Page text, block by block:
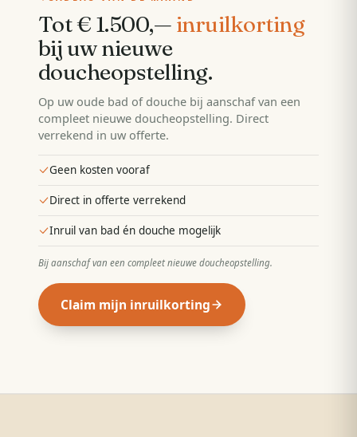
Tot € 1.500,— inruilkorting
bij uw nieuwe
doucheopstelling.
Op uw oude bad of douche bij aanschaf van een
compleet nieuwe doucheopstelling. Direct
verrekend in uw offerte.
Geen kosten vooraf
Direct in offerte verrekend
Inruil van bad én douche mogelijk
Bij aanschaf van een compleet nieuwe doucheopstelling.
Claim mijn inruilkorting